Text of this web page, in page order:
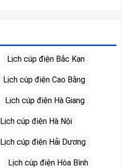
Lịch cúp điện Bắc Kạn
Lịch cúp điện Cao Bằng
Lịch cúp điện Hà Giang
Lịch cúp điện Hà Nội
Lịch cúp điện Hải Dương
Lịch cúp điện Hòa Bình